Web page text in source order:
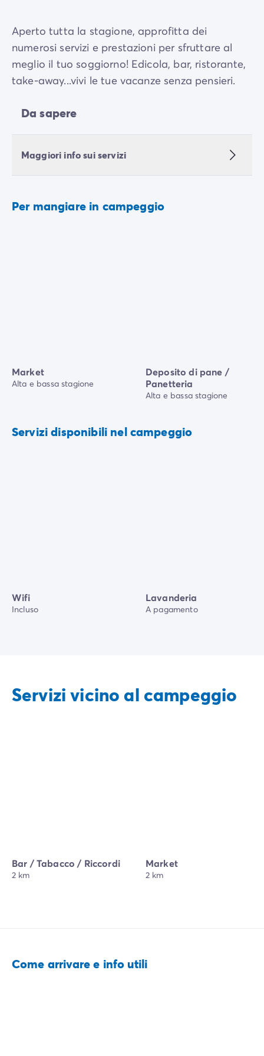
Aperto tutta la stagione, approfitta dei
numerosi servizi e prestazioni per sfruttare al
meglio il tuo soggiorno! Edicola, bar, ristorante,
take-away...vivi le tue vacanze senza pensieri.
Da sapere
Maggiori info sui servizi
Per mangiare in campeggio
Market
Alta e bassa stagione
Deposito di pane /
Panetteria
Alta e bassa stagione
Servizi disponibili nel campeggio
Wifi
Incluso
Lavanderia
A pagamento
Servizi vicino al campeggio
Bar / Tabacco / Riccordi
2 km
Market
2 km
Come arrivare e info utili